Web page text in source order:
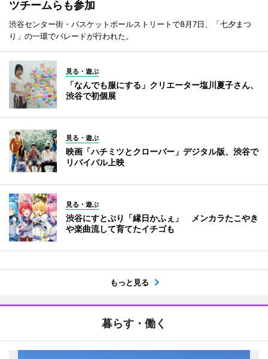
ツチームらも参加
渋谷センター街・バスケットボールストリートで8月7日、「七夕まつ
り」の一環でパレードが行われた。
見る・遊ぶ
「なんでも服にする」クリエーター塩川夏子さん、
渋谷で初個展
見る・遊ぶ
映画「ハチミツとクローバー」デジタル版、渋谷で
リバイバル上映
見る・遊ぶ
渋谷にすとぷり「縁日かふぇ」 メンカラたこやき
や楽曲流して育てたイチゴも
もっと見る
暮らす・働く